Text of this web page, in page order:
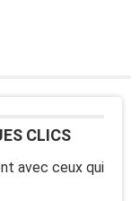
CLICS
avec ceux qui